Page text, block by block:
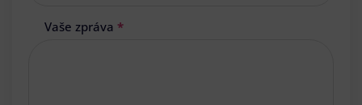
Vaše zpráva *